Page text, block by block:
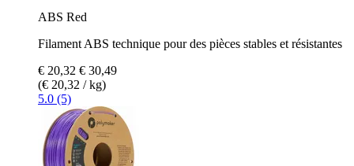
ABS Red
Filament ABS technique pour des pièces stables et résistantes
€ 20,32 € 30,49
(€ 20,32 / kg)
5.0 (5)